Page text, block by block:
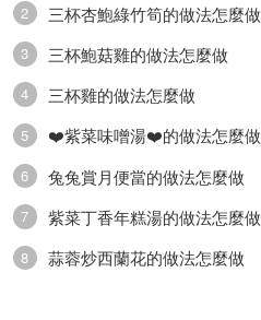
2 三杯杏鮑綠竹筍的做法怎麼做
3 三杯鮑菇雞的做法怎麼做
4 三杯雞的做法怎麼做
5 ❤️紫菜味噌湯❤️的做法怎麼做
6 兔兔賞月便當的做法怎麼做
7 紫菜丁香年糕湯的做法怎麼做
8 蒜蓉炒西蘭花的做法怎麼做